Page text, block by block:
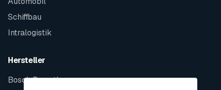
Schiffbau
Intralogistik
Hersteller
Bosch Rexroth